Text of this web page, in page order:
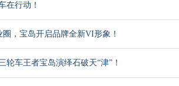
在行动！
，宝岛开启品牌全新VI形象！
轮车王者宝岛演绎石破天“津”！